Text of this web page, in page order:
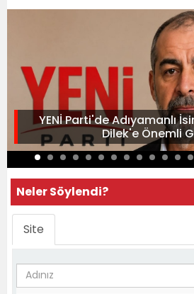
YENİ Parti'de Adıyamanlı
Dilek'e Önemli
Neler Söylendi?
Site